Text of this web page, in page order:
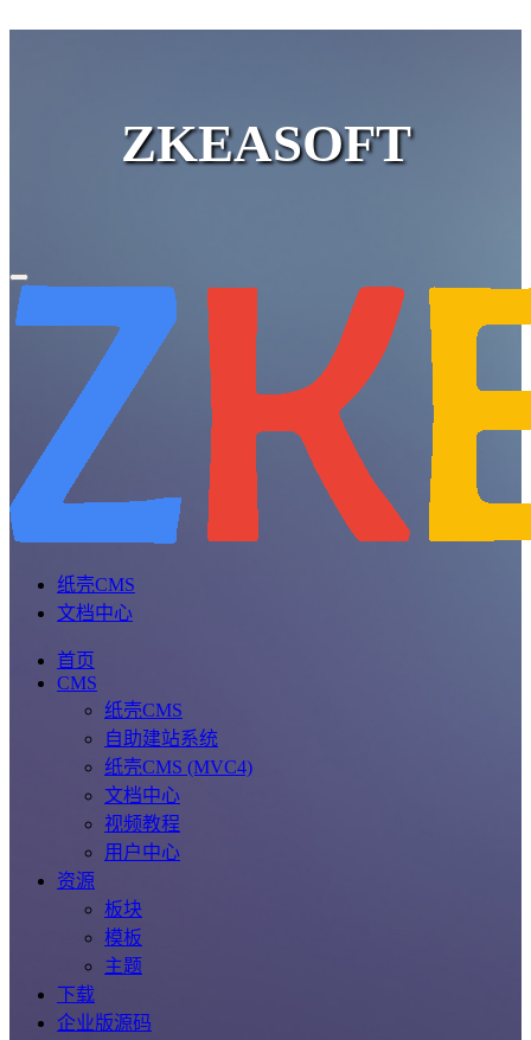
ZKEASOFT
纸壳CMS
文档中心
首页
CMS
纸壳CMS
自助建站系统
纸壳CMS (MVC4)
文档中心
视频教程
用户中心
资源
板块
模板
主题
下载
企业版源码